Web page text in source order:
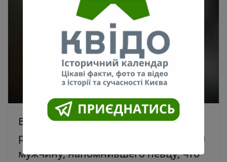
В центре Киева охранники
российского рэпера Басты напали на
мужчину, напомнившего певцу, что